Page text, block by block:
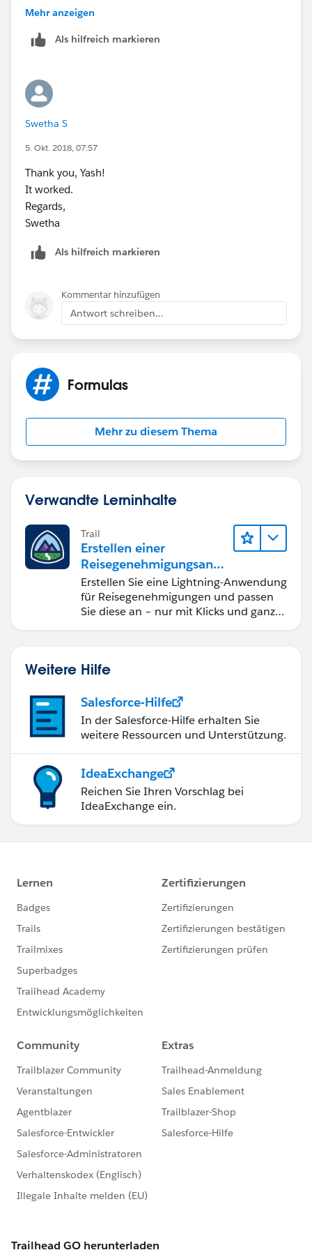
Swetha
Mehr anzeigen
Als hilfreich markieren
Swetha S
5. Okt. 2018, 07:57
Thank you, Yash!
It worked.
Regards,
Swetha
Als hilfreich markieren
Kommentar hinzufügen
Antwort schreiben...
Formulas
Mehr zu diesem Thema
Verwandte Lerninhalte
Trail
Erstellen einer
Reisegenehmigungsanw
endung namens "Travel
Approval"
Erstellen Sie eine Lightning-Anwendung
für Reisegenehmigungen und passen
Sie diese an – nur mit Klicks und ganz
Weitere Hilfe
Salesforce-Hilfe
In der Salesforce-Hilfe erhalten Sie
weitere Ressourcen und Unterstützung.
IdeaExchange
Reichen Sie Ihren Vorschlag bei
IdeaExchange ein.